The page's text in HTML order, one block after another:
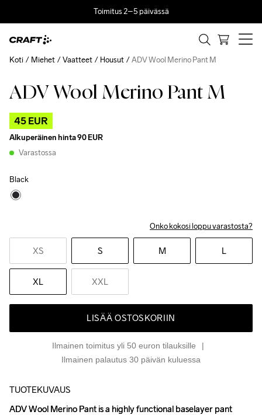
Toimitus 2–5 päivässä
ADV Wool Merino Pant M
45 EUR
Alkuperäinen hinta90 EUR
Varastossa
Black
Onko kokosi loppu varastosta?
XS S M L
XL XXL
LISÄÄ OSTOSKORIIN
Ilmainen toimitus yli 50 euron tilauksille
Ilmainen palautus 30 päivän kuluessa
Koti Miehet Vaatteet Housut ADV Wool Merino Pant M
Outlet
TUOTEKUVAUS
ADV Wool Merino Pant is a highly functional baselayer pant
ADV Wool Merino Pant is a highly functional baselayer pant